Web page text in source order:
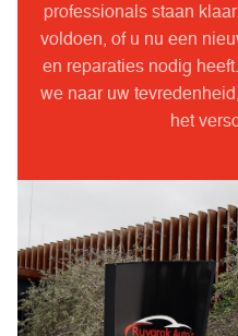
professionals staan
voldoen, of u nu een
en reparaties nodig
we naar uw
het